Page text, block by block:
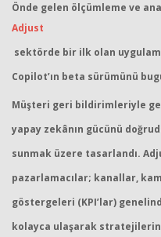
Önde gelen ölçümleme ve
Adjust
sektörde bir ilk olan
Copilot’ın beta sürümünü
Müşteri geri bildirimleriyle
yapay zekânın gücünü
sunmak üzere tasarlandı.
pazarlamacılar; kanallar,
göstergeleri (KPI’lar)
kolayca ulaşarak